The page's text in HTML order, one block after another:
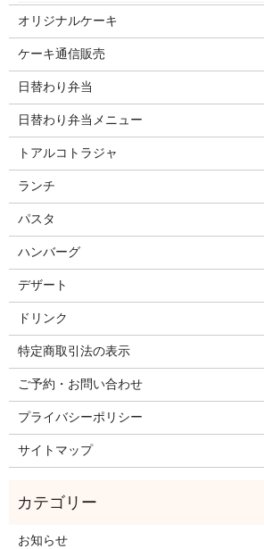
オリジナルケーキ
ケーキ通信販売
日替わり弁当
日替わり弁当メニュー
トアルコトラジャ
ランチ
パスタ
ハンバーグ
デザート
ドリンク
特定商取引法の表示
ご予約・お問い合わせ
プライバシーポリシー
サイトマップ
お知らせ